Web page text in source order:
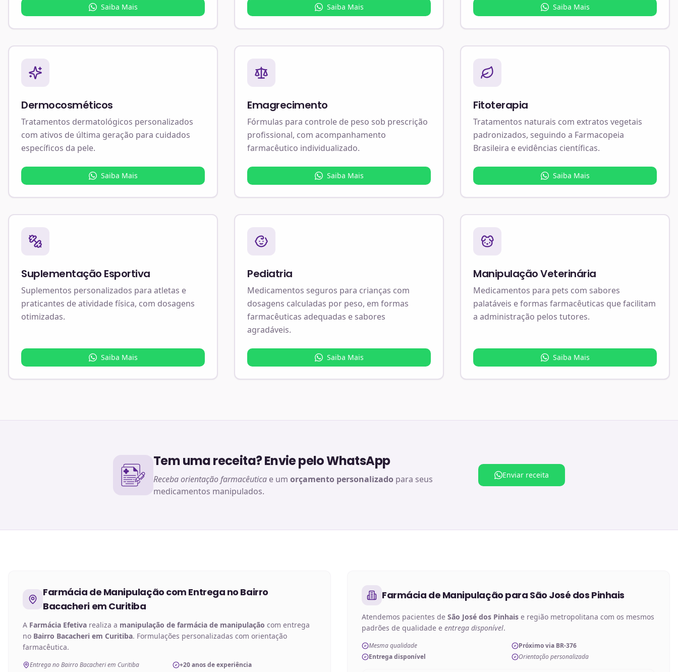
Saiba Mais Saiba Mais Saiba Mais
Dermocosméticos
Tratamentos dermatológicos personalizados
com ativos de última geração para cuidados
específicos da pele.
Saiba Mais
Emagrecimento
Fórmulas para controle de peso sob prescrição
profissional, com acompanhamento
farmacêutico individualizado.
Saiba Mais
Fitoterapia
Tratamentos naturais com extratos vegetais
padronizados, seguindo a Farmacopeia
Brasileira e evidências científicas.
Saiba Mais
Suplementação Esportiva
Suplementos personalizados para atletas e
praticantes de atividade física, com dosagens
otimizadas.
Saiba Mais
Pediatria
Medicamentos seguros para crianças com
dosagens calculadas por peso, em formas
farmacêuticas adequadas e sabores
agradáveis.
Saiba Mais
Manipulação Veterinária
Medicamentos para pets com sabores
palatáveis e formas farmacêuticas que facilitam
a administração pelos tutores.
Saiba Mais
Tem uma receita? Envie pelo WhatsApp
Receba orientação farmacêutica e um orçamento personalizado para seus
medicamentos manipulados.
Enviar receita
Farmácia de Manipulação com Entrega no Bairro
Bacacheri em Curitiba
A Farmácia Efetiva realiza a manipulação de farmácia de manipulação com entrega
no Bairro Bacacheri em Curitiba. Formulações personalizadas com orientação
farmacêutica.
Entrega no Bairro Bacacheri em Curitiba
+20 anos de experiência
Farmácia de Manipulação para São José dos Pinhais
Atendemos pacientes de São José dos Pinhais e região metropolitana com os mesmos
padrões de qualidade e entrega disponível.
Mesma qualidade
Próximo via BR-376
Entrega disponível
Orientação personalizada